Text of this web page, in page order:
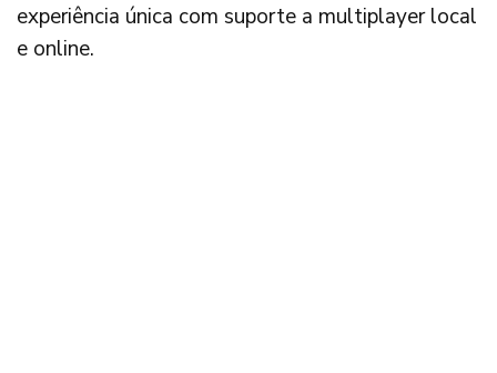
experiência única com suporte a multiplayer local
e online.